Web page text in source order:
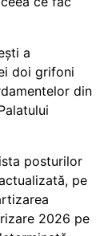
a
doi grifoni
din
posturilor
pe
2026 pe